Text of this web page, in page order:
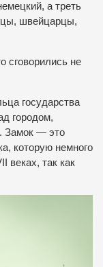
а треть
швейцарцы,
сговорились не
государства
городом,
Замок — это
которую немного
веках, так как